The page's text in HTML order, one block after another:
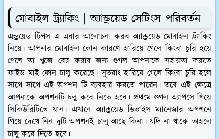
মোবাইল ট্র্যাকিং | অ্যান্ড্রয়েড সেটিংস পরিবর্তন
এন্ড্রয়েড টিপস এ এবার আলোচনা করব অ্যান্ড্রয়েড মোবাইল ট্র্যাকিং
নিয়ে। আপনার মোবাইল কোন কারণে হারিয়ে গেলে কিংবা চুরি হয়ে
গেলে তা খুজে বের করার জন্য গুগল আপনাকে সহায়তা করতে
ফাইন্ড মাই ফোন চালু করেছে। সুতরাং হারিয়ে গেলে কিংবা চুরি হলে
সাথে সাথে এই অপশন টি ব্যবহার করতে পারেন। তবে এই ক্ষেত্রে
আপনাকে অপশনটি চলু করে নিতে হবে। প্রথমে গুগল অ্যাপসে গিয়ে
সিকিউরিটিতে যান। এখানে অ্যান্ড্রয়েড ডিভাইস ম্যানেজার অপশনে
গিয়ে দেখে নিন দুটি অপশনই চালু আছে কিনা। যদি না থাকে তাহলে
চালু করে দিতে হবে।